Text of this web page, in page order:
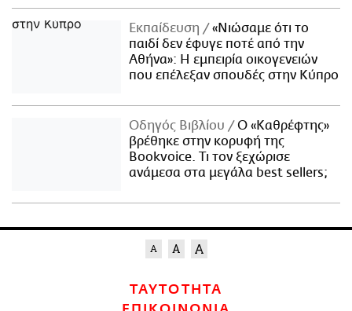
Εκπαίδευση
«Νιώσαμε ότι το
παιδί δεν έφυγε ποτέ από την
Αθήνα»: Η εμπειρία οικογενειών
που επέλεξαν σπουδές στην Κύπρο
Οδηγός Βιβλίου
Ο «Καθρέφτης»
βρέθηκε στην κορυφή της
Bookvoice. Τι τον ξεχώρισε
ανάμεσα στα μεγάλα best sellers;
ΤΑΥΤΟΤΗΤΑ